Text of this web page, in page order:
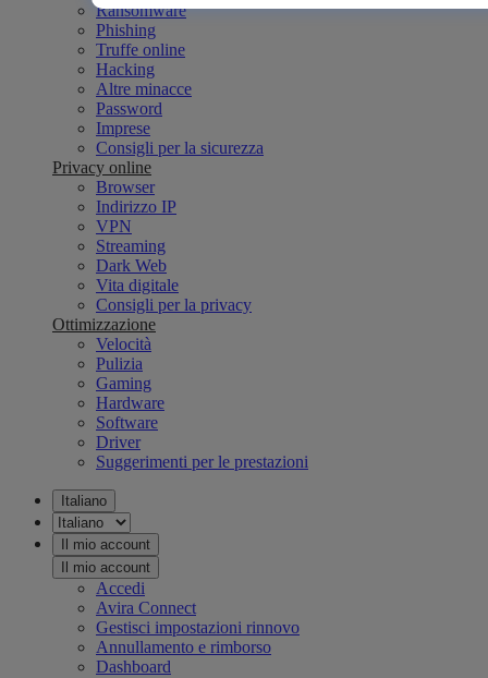
Ransomware
Phishing
Truffe online
Hacking
Altre minacce
Password
Imprese
Consigli per la sicurezza
Privacy online
Browser
Indirizzo IP
VPN
Streaming
Dark Web
Vita digitale
Consigli per la privacy
Ottimizzazione
Velocità
Pulizia
Gaming
Hardware
Software
Driver
Suggerimenti per le prestazioni
Italiano
Il mio account
Il mio account
Accedi
Avira Connect
Gestisci impostazioni rinnovo
Annullamento e rimborso
Dashboard